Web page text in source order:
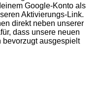
Google-Konto als
Aktivierungs-Link.
direkt neben unserer
dass unsere neuen
bevorzugt ausgespielt